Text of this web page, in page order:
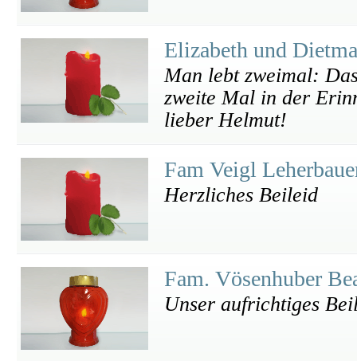
Elizabeth und
Man lebt zweimal:
zweite Mal in der
lieber Helmut!
Fam Veigl
Herzliches Beileid
Fam. Vösenhuber
Unser aufrichtiges